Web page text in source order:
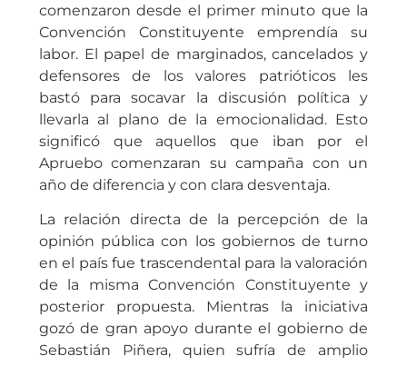
comenzaron desde el primer minuto que la
Convención Constituyente emprendía su
labor. El papel de marginados, cancelados y
defensores de los valores patrióticos les
bastó para socavar la discusión política y
llevarla al plano de la emocionalidad. Esto
significó que aquellos que iban por el
Apruebo comenzaran su campaña con un
año de diferencia y con clara desventaja.
La relación directa de la percepción de la
opinión pública con los gobiernos de turno
en el país fue trascendental para la valoración
de la misma Convención Constituyente y
posterior propuesta. Mientras la iniciativa
gozó de gran apoyo durante el gobierno de
Sebastián Piñera, quien sufría de amplio